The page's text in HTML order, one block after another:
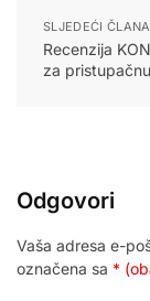
SLJEDEĆI
Recenzija
za
Odgovori
Vaša adresa e-
označena sa *